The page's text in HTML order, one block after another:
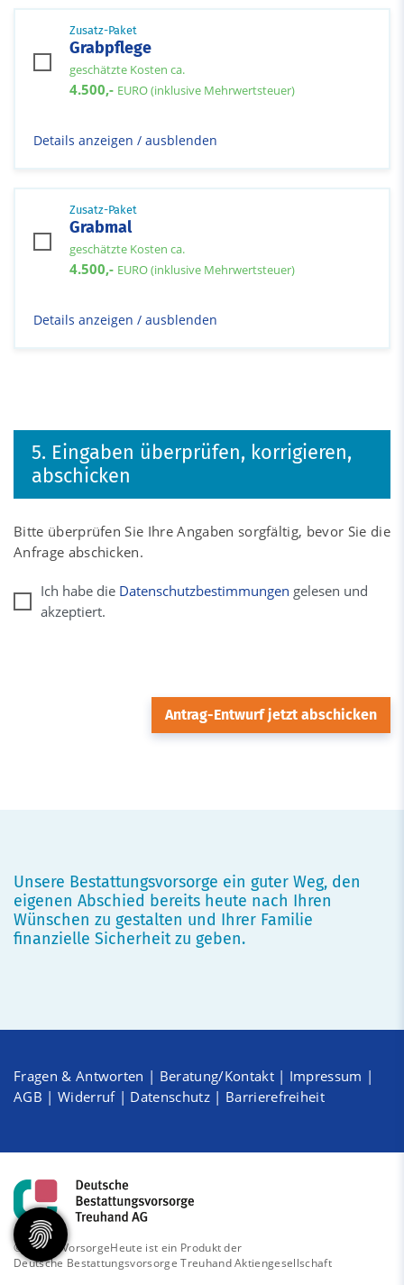
Zusatz-Paket
Grabpflege
geschätzte Kosten ca.
4.500,- EURO (inklusive Mehrwertsteuer)
Details anzeigen / ausblenden
Zusatz-Paket
Grabmal
geschätzte Kosten ca.
4.500,- EURO (inklusive Mehrwertsteuer)
Details anzeigen / ausblenden
5. Eingaben überprüfen, korrigieren,
abschicken
Bitte überprüfen Sie Ihre Angaben sorgfältig, bevor Sie die
Anfrage abschicken.
Ich habe die Datenschutzbestimmungen gelesen und
akzeptiert.
Unsere Bestattungsvorsorge ein guter Weg, den
eigenen Abschied bereits heute nach Ihren
Wünschen zu gestalten und Ihrer Familie
finanzielle Sicherheit zu geben.
Fragen & Antworten | Beratung/Kontakt| Impressum |
AGB | Widerruf| Datenschutz | Barrierefreiheit
© 2026 - VorsorgeHeute ist ein Produkt der
Deutsche Bestattungsvorsorge Treuhand Aktiengesellschaft